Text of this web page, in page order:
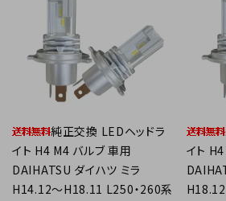
純正交換 LEDヘッドラ
イト H4 M4 バルブ 車用
DAIHATSU ダイハツ ミラ
H14.12～H18.11 L250・260系
イト